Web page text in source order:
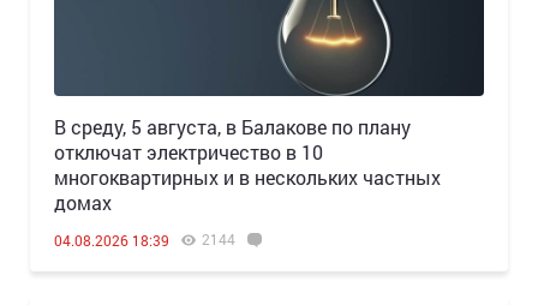
В среду, 5 августа, в Балакове по плану
отключат электричество в 10
многоквартирных и в нескольких частных
домах
04.08.2026 18:39 2144